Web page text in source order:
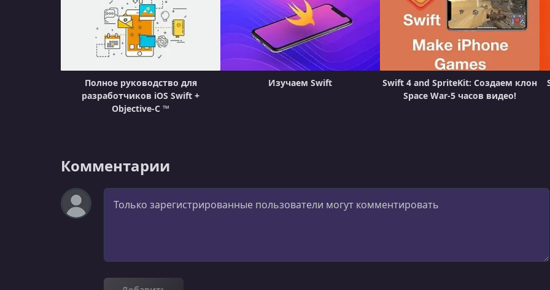
Полное руководство для
разработчиков iOS Swift +
Objective-C ™
Изучаем Swift
Swift 4 and SpriteKit: Создаем клон
Space War-5 часов видео!
Комментарии
Комментарий